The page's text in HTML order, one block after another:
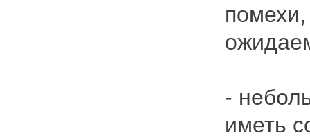
-
иметь